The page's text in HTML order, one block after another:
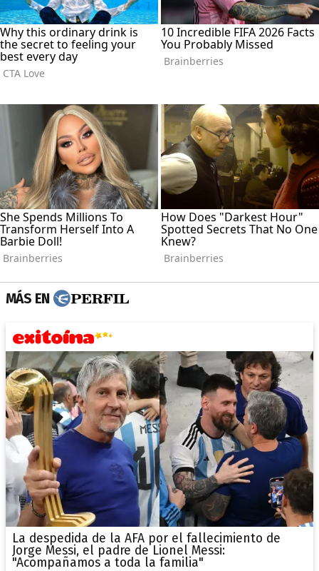
MÁS EN
La despedida de la AFA por el fallecimiento de
Jorge Messi, el padre de Lionel Messi:
"Acompañamos a toda la familia"